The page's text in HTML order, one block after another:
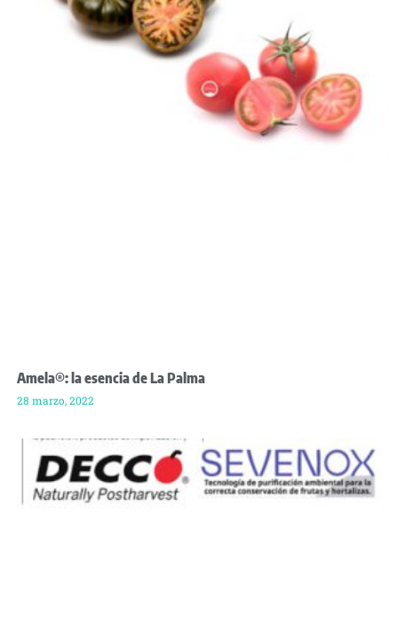
Amela®: la esencia de La Palma
28 marzo, 2022